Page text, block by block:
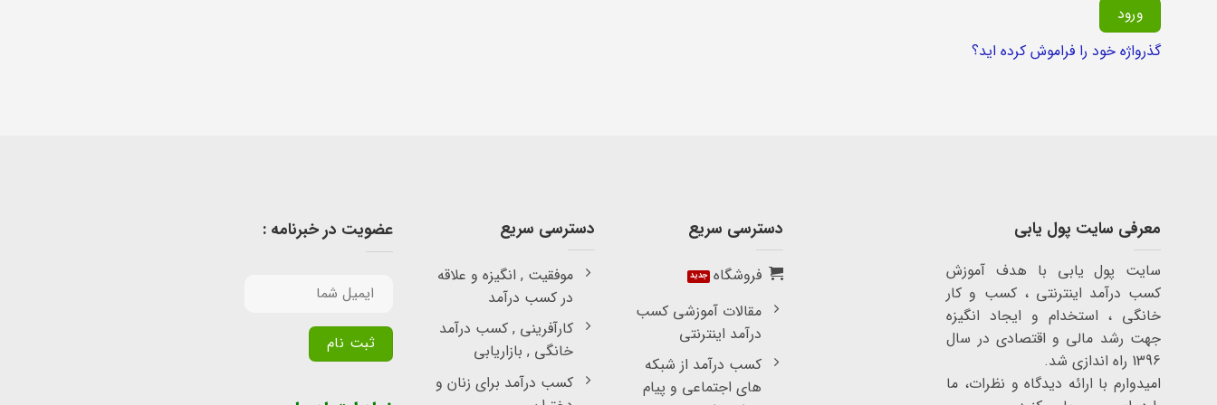
ورود
گذرواژه خود را فراموش کرده اید؟
معرفی سایت پول یابی
سایت پول یابی با هدف آموزش
کسب درآمد اینترنتی ، کسب و کار
خانگی ، استخدام و ایجاد انگیزه
جهت رشد مالی و اقتصادی در سال
1396 راه اندازی شد.
امیدوارم با ارائه دیدگاه و نظرات، ما
دسترسی سریع
فروشگاه
مقالات آموزشی کسب
درآمد اینترنتی
کسب درآمد از شبکه
های اجتماعی و پیام
دسترسی سریع
موفقیت , انگیزه و علاقه
در کسب درآمد
کارآفرینی , کسب درآمد
خانگی , بازاریابی
کسب درآمد برای زنان و
عضویت در خبرنامه :